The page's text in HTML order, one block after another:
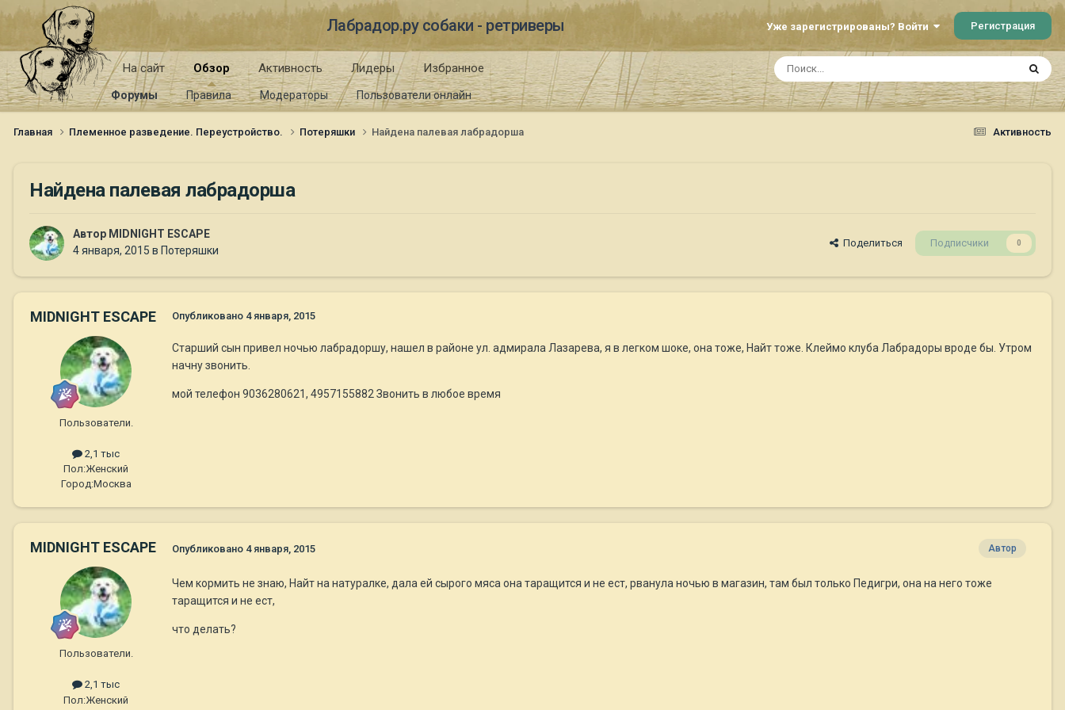
Лабрадор.ру собаки - ретриверы Уже зарегистрированы? Войти Регистрация
На сайт Обзор
Форумы Правила Модераторы Пользователи онлайн
Активность Лидеры Избранное
Активность
Главная Племенное разведение. Переустройство. Потеряшки Найдена палевая лабрадорша
Найдена палевая лабрадорша
Автор MIDNIGHT ESCAPE
4 января, 2015 в Потеряшки
Поделиться Подписчики 0
MIDNIGHT ESCAPE
Пользователи.
2,1 тыс
Пол:Женский
Город:Москва
Опубликовано 4 января, 2015
Старший сын привел ночью лабрадоршу, нашел в районе ул. адмирала Лазарева, я в легком шоке, она тоже, Найт тоже. Клеймо клуба Лабрадоры вроде бы. Утром
начну звонить.
мой телефон 9036280621, 4957155882 Звонить в любое время
MIDNIGHT ESCAPE
Пользователи.
2,1 тыс
Пол:Женский
Автор
Опубликовано 4 января, 2015
Чем кормить не знаю, Найт на натуралке, дала ей сырого мяса она таращится и не ест, рванула ночью в магазин, там был только Педигри, она на него тоже
таращится и не ест,
что делать?